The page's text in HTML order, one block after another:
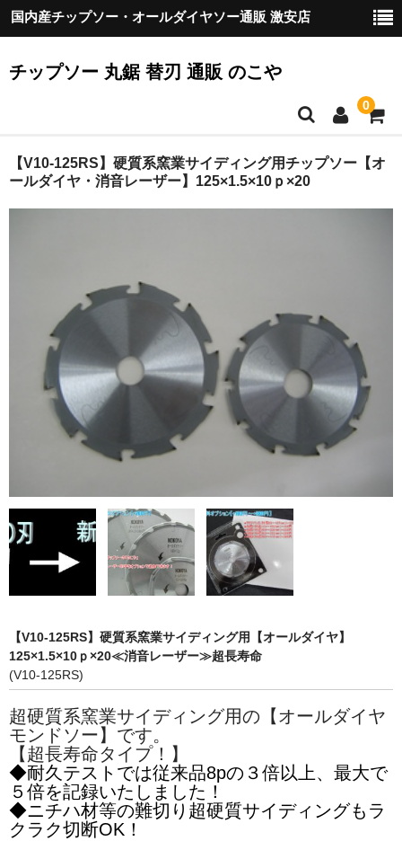
国内産チップソー・オールダイヤソー通販 激安店
チップソー 丸鋸 替刃 通販 のこや
0
HOME
お支払方法
カート
お客様の声
お問い合わせ
【V10-125RS】硬質系窯業サイディング用チップソー【オ
ールダイヤ・消音レーザー】125×1.5×10ｐ×20
【V10-125RS】硬質系窯業サイディング用【オールダイヤ】
125×1.5×10ｐ×20≪消音レーザー≫超長寿命
(V10-125RS)
超硬質系窯業サイディング用の【オールダイヤ
モンドソー】です。
【超長寿命タイプ！】
◆耐久テストでは従来品8pの３倍以上、最大で
５倍を記録いたしました！
◆ニチハ材等の難切り超硬質サイディングもラ
クラク切断OK！